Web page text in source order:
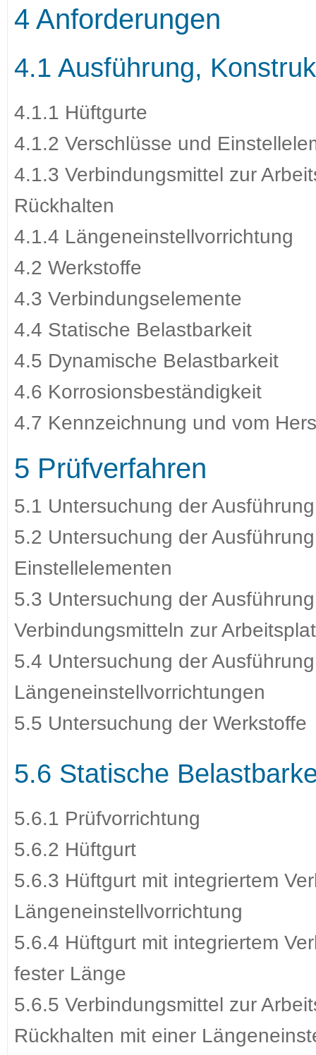
4 Anforderungen
4.1 Ausführung,
4.1.1 Hüftgurte
4.1.2 Verschlüsse und
4.1.3 Verbindungsmittel zur
Rückhalten
4.1.4 Längeneinstellvorrichtung
4.2 Werkstoffe
4.3 Verbindungselemente
4.4 Statische Belastbarkeit
4.5 Dynamische Belastbarkeit
4.6 Korrosionsbeständigkeit
4.7 Kennzeichnung und vom
5 Prüfverfahren
5.1 Untersuchung der
5.2 Untersuchung der
Einstellelementen
5.3 Untersuchung der
Verbindungsmitteln zur
5.4 Untersuchung der
Längeneinstellvorrichtungen
5.5 Untersuchung der Werkstoffe
5.6 Statische
5.6.1 Prüfvorrichtung
5.6.2 Hüftgurt
5.6.3 Hüftgurt mit integriertem
Längeneinstellvorrichtung
5.6.4 Hüftgurt mit integriertem
fester Länge
5.6.5 Verbindungsmittel zur
Rückhalten mit einer